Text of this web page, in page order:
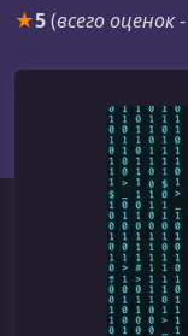
★5(всего оценок-